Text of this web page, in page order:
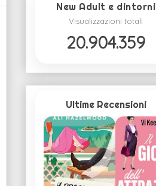
New Adult e dintorni
Visualizzazioni totali
20.904.359
Ultime Recensioni